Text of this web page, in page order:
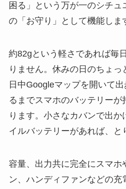
困る」という万が一のシチュ
の「お守り」として機能しま
約82gという軽さであれば毎
りません。休みの日のちょ
日中Googleマップを開いて
るまでスマホのバッテリーが
ります。小さなカバンで出
イルバッテリーがあれば、と
容量、出力共に完全にスマホ
ン、ハンディファンなどの充